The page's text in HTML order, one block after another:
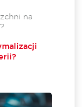
na